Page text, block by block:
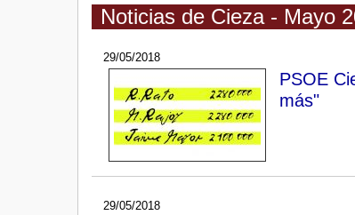
Noticias de Cieza - Mayo
29/05/2018
PSOE
más"
29/05/2018